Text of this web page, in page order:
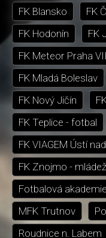
FK Blansko
FK
FK Hodonín
FK
FK Meteor Praha
FK Mladá Boleslav
FK Nový Jičín
FK Teplice - fotbal
FK VIAGEM Ústí
FK Znojmo - mládež
Fotbalová
MFK Trutnov
Roudnice n. Labem